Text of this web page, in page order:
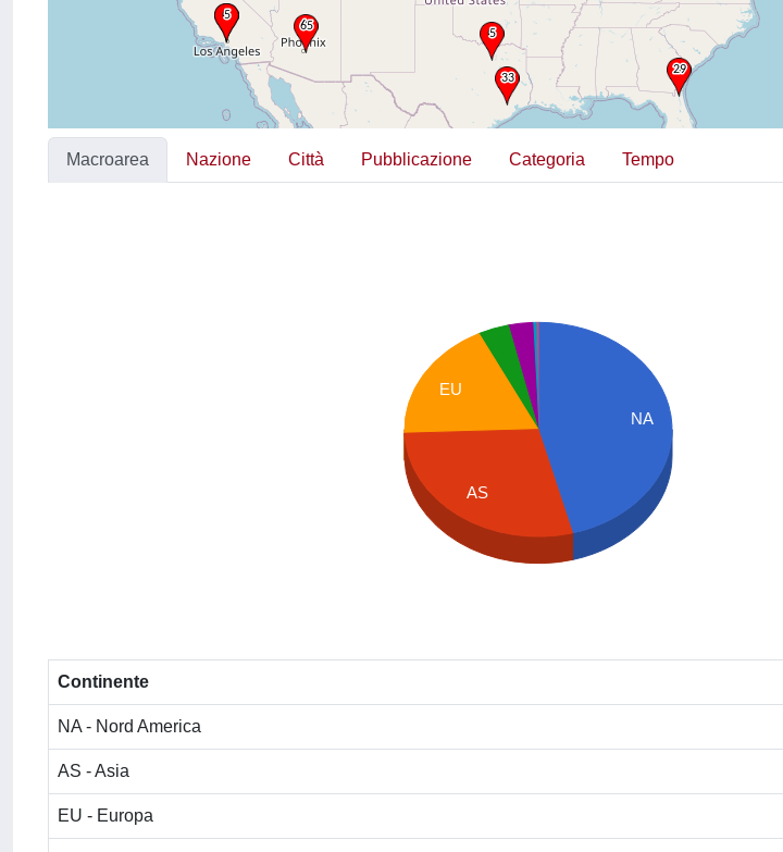
Macroarea Nazione Città Pubblicazione Categoria Tempo
NA
EU
AS
Continente
NA - Nord America
AS - Asia
EU - Europa